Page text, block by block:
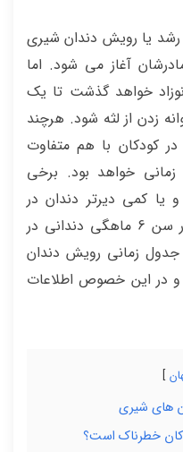
رشد یا رویش دندان شیری
آغاز می شود. اما
ماه از تولد نوزاد خواهد گذشت تا یک
زدن از لثه شود. هرچند
کودکان با هم متفاوت
خواهد بود. برخی
کمی دیرتر دندان در
بیاورند. و قرار نیست که حتما در سن 6 ماهگی دندانی در
جدول زمانی رویش دندان
در این خصوص اطلاعات
های شیری
خطرناک است؟